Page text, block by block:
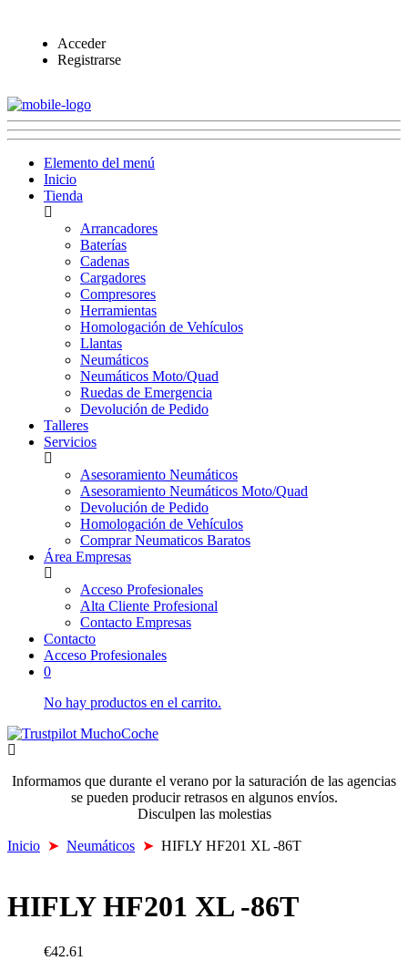
Acceder
Registrarse
Elemento del menú
Inicio
Tienda
Arrancadores
Baterías
Cadenas
Cargadores
Compresores
Herramientas
Homologación de Vehículos
Llantas
Neumáticos
Neumáticos Moto/Quad
Ruedas de Emergencia
Devolución de Pedido
Talleres
Servicios
Asesoramiento Neumáticos
Asesoramiento Neumáticos Moto/Quad
Devolución de Pedido
Homologación de Vehículos
Comprar Neumaticos Baratos
Área Empresas
Acceso Profesionales
Alta Cliente Profesional
Contacto Empresas
Contacto
Acceso Profesionales
0
No hay productos en el carrito.
Informamos que durante el verano por la saturación de las agencias
se pueden producir retrasos en algunos envíos.
Disculpen las molestias
Inicio ➤ Neumáticos ➤ HIFLY HF201 XL -86T
HIFLY HF201 XL -86T
€42.61